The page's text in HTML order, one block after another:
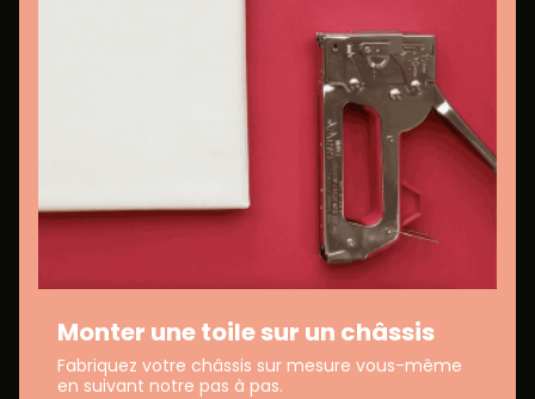
Monter une toile sur un châssis
Fabriquez votre châssis sur mesure vous-même
en suivant notre pas à pas.